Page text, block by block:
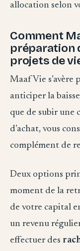
allocation selon
Comment
préparation
projets de
Maaf Vie
anticiper la
que de subir une
d’achat, vous
complément de
Deux options
moment de la
de votre capital
un revenu
effectuer des